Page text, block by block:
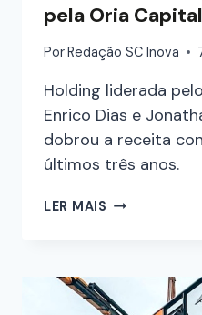
pela Oria Capital
PorRedação SC Inova
Holding liderada
Enrico Dias e
dobrou a receita
últimos três anos.
LER MAIS